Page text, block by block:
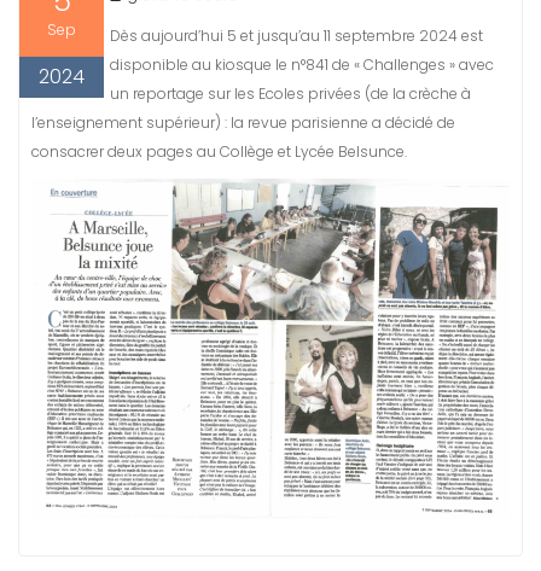
Sep
2024
Dès aujourd’hui 5 et jusqu’au 11 septembre 2024 est
disponible au kiosque le n°841 de « Challenges » avec
un reportage sur les Ecoles privées (de la crèche à
l’enseignement supérieur) : la revue parisienne a décidé de
consacrer deux pages au Collège et Lycée Belsunce.